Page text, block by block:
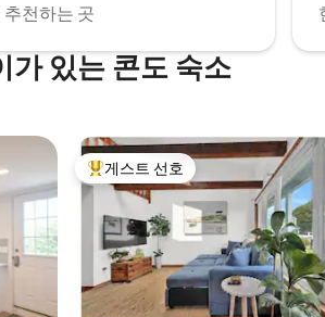
천하는 곳
가 있는 콘도 숙소
상위 게스트 선호
게스트 선호